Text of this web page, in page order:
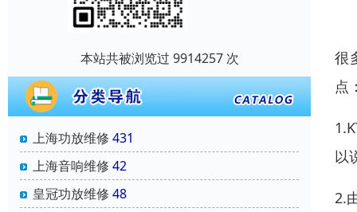
本站共被浏览过 9914257 次
上海功放维修 431
上海音响维修 42
皇冠功放维修 48
很
点
以
2.